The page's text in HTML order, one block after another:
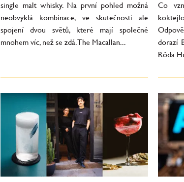
single malt whisky. Na první pohled možná
neobvyklá kombinace, ve skutečnosti ale
spojení dvou světů, které mají společné
mnohem víc, než se zdá. The Macallan...
Co
dorazí
Röda